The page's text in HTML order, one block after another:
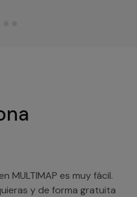
MULTIMAP es muy fácil.
y de forma gratuita